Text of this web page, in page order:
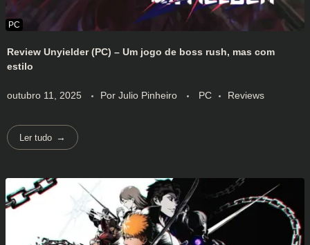
Review Unyielder (PC) – Um jogo de boss rush, mas com
estilo
outubro 11, 2025 Por Julio Pinheiro PC Reviews
Ler tudo